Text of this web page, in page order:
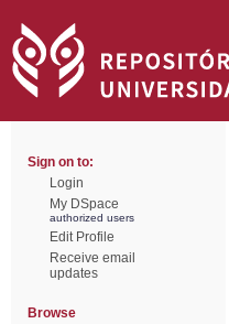
Sign on to:
Login
My DSpace
authorized users
Edit Profile
Receive email
updates
Browse